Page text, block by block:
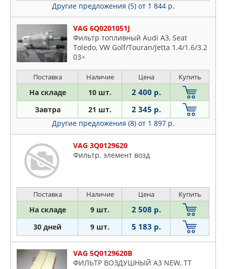
Другие предложения (5) от 1 844 р.
VAG 6Q0201051J
Фильтр топливный Audi A3, Seat
Toledo, VW Golf/Touran/Jetta 1.4/1.6/3.2
03>
Поставка Наличие Цена Купить
На складе 10 шт. 2 400 р.
Завтра 21 шт. 2 345 р.
Другие предложения (8) от 1 897 р.
VAG 3Q0129620
Фильтр. элемент возд
Поставка Наличие Цена Купить
На складе 9 шт. 2 508 р.
30 дней 9 шт. 5 183 р.
VAG 5Q0129620B
ФИЛЬТР ВОЗДУШНЫЙ A3 NEW, TT